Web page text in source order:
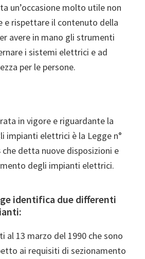
un’occasione molto utile non
e rispettare il contenuto della
avere in mano gli strumenti
i sistemi elettrici e ad
per le persone.
in vigore e riguardante la
impianti elettrici è la Legge n°
detta nuove disposizioni e
degli impianti elettrici.
identifica due differenti
al 13 marzo del 1990 che sono
ai requisiti di sezionamento